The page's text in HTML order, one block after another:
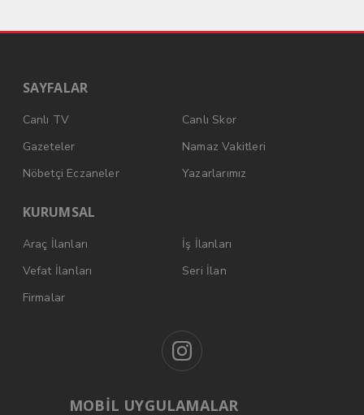
SAYFALAR
Canlı TV
Canlı Skor
Gazeteler
Namaz Vakitleri
Nöbetçi Eczaneler
Yazarlarımız
KURUMSAL
Araç İlanları
İş İlanları
Vefat İlanları
Seri İlan
Firmalar
MOBİL UYGULAMALAR